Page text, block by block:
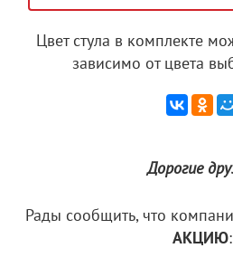
Цвет стула в комплекте
зависимо от цвета
Дорогие
Рады сообщить, что
АКЦИЮ: